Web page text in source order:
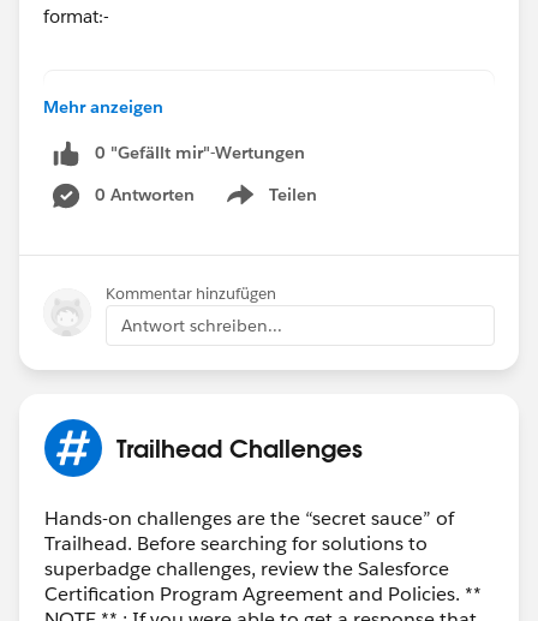
format:-
<svg version="1.1" xmlns="http://
I really appreciate any help you can provide.
Mehr anzeigen
0 "Gefällt mir"-Wertungen
0 Antworten
Teilen
Show menu
Kommentar hinzufügen
Antwort schreiben...
Trailhead Challenges
Hands-on challenges are the “secret sauce” of
Trailhead. Before searching for solutions to
superbadge challenges, review the Salesforce
Certification Program Agreement and Policies. **